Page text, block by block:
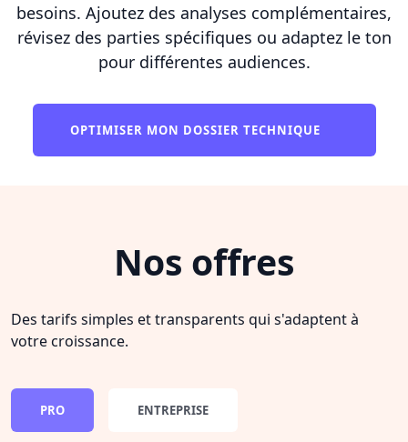
besoins. Ajoutez des analyses complémentaires,
révisez des parties spécifiques ou adaptez le ton
pour différentes audiences.
OPTIMISER MON DOSSIER TECHNIQUE
Nos offres
Des tarifs simples et transparents qui s'adaptent à
votre croissance.
PRO ENTREPRISE